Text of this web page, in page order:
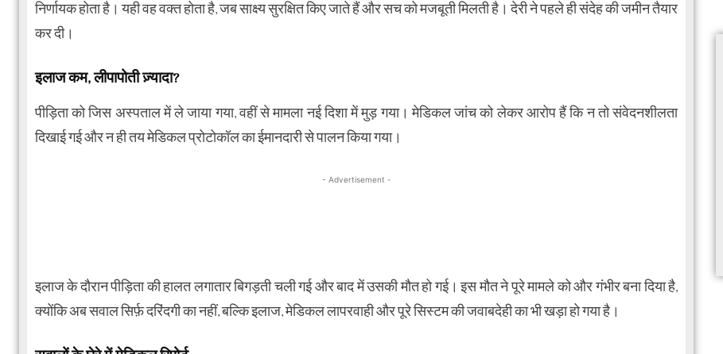
निर्णायक होता है। यही वह वक्त होता है, जब साक्ष्य सुरक्षित किए जाते हैं और सच को मजबूती मिलती है। देरी ने पहले ही संदेह की जमीन तैयार
कर दी।
इलाज कम, लीपापोती ज़्यादा?
पीड़िता को जिस अस्पताल में ले जाया गया, वहीं से मामला नई दिशा में मुड़ गया। मेडिकल जांच को लेकर आरोप हैं कि न तो संवेदनशीलता
दिखाई गई और न ही तय मेडिकल प्रोटोकॉल का ईमानदारी से पालन किया गया।
- Advertisement -
इलाज के दौरान पीड़िता की हालत लगातार बिगड़ती चली गई और बाद में उसकी मौत हो गई। इस मौत ने पूरे मामले को और गंभीर बना दिया है,
क्योंकि अब सवाल सिर्फ़ दरिंदगी का नहीं, बल्कि इलाज, मेडिकल लापरवाही और पूरे सिस्टम की जवाबदेही का भी खड़ा हो गया है।